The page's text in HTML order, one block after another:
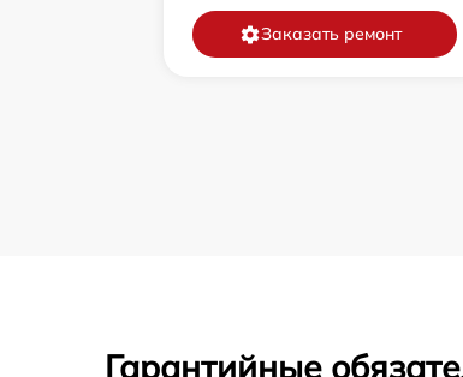
Заказать ремонт
Гарантийные